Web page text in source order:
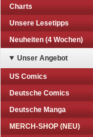
Charts
Unsere Lesetipps
Neuheiten (4 Wochen)
Unser Angebot
US Comics
Deutsche Comics
Deutsche Manga
MERCH-SHOP (NEU)